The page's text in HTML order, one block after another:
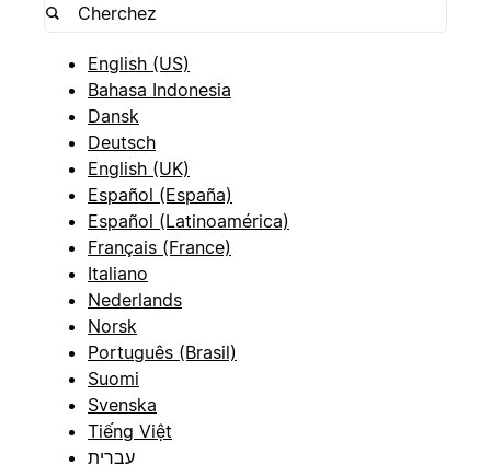
English (US)
Bahasa Indonesia
Dansk
Deutsch
English (UK)
Español (España)
Español (Latinoamérica)
Français (France)
Italiano
Nederlands
Norsk
Português (Brasil)
Suomi
Svenska
Tiếng Việt
עברית